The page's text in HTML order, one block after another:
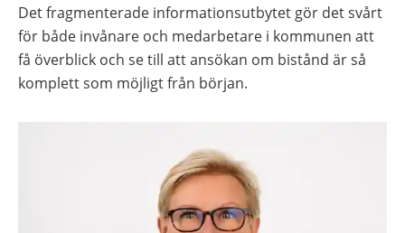
Det fragmenterade informationsutbytet gör det svårt
för både invånare och medarbetare i kommunen att
få överblick och se till att ansökan om bistånd är så
komplett som möjligt från början.